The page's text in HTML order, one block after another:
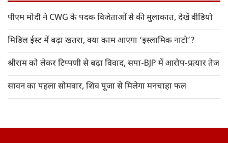
पीएम मोदी ने CWG के पदक विजेताओं से की मुलाकात, देखें वीडियो
मिडिल ईस्ट में बढ़ा खतरा, क्या काम आएगा ‘इस्लामिक नाटो’?
श्रीराम को लेकर टिप्पणी से बढ़ा विवाद, सपा-BJP में आरोप-प्रत्यार तेज
सावन का पहला सोमवार, शिव पूजा से मिलेगा मनचाहा फल